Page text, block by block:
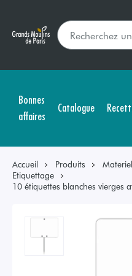
Bonnes
affaires
Catalogue
Accueil Produits
Etiquettage
10 étiquettes blanches vierges